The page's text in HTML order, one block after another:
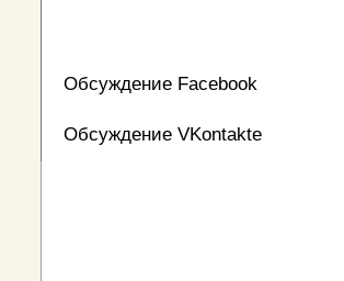
Обсуждение Facebook
Обсуждение VKontakte